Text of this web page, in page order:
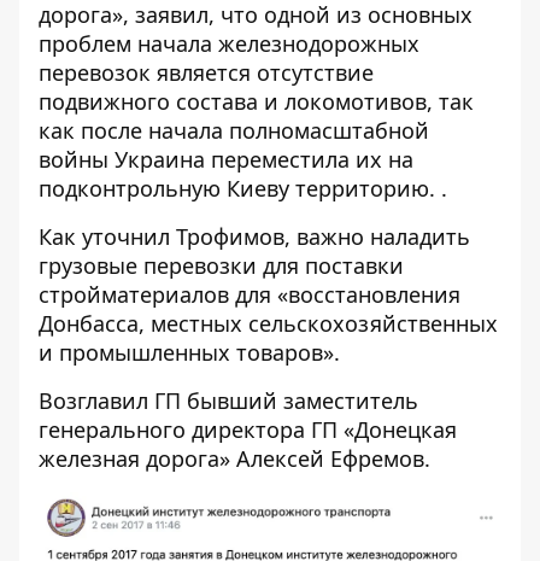
дорога», заявил, что одной из основных
проблем начала железнодорожных
перевозок является отсутствие
подвижного состава и локомотивов, так
как после начала полномасштабной
войны Украина переместила их на
подконтрольную Киеву территорию. .
Как уточнил Трофимов, важно наладить
грузовые перевозки для поставки
стройматериалов для «восстановления
Донбасса, местных сельскохозяйственных
и промышленных товаров».
Возглавил ГП бывший заместитель
генерального директора ГП «Донецкая
железная дорога» Алексей Ефремов.